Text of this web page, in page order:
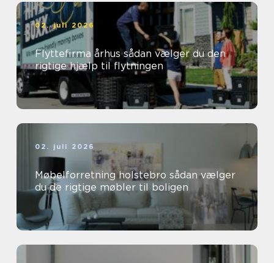
02. juli 2026
Flyttefirma århus sådan vælger du den
rigtige hjælp til flytningen
02. juli 2026
Møbelforretning holstebro sådan vælger
du de rigtige møbler til boligen